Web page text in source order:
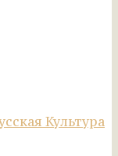
Культура